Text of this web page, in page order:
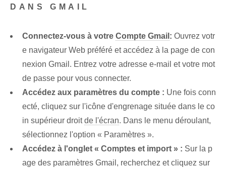
DANS GMAIL
Connectez-vous à votre Compte Gmail : Ouvrez votr
e navigateur Web préféré et accédez à la page de con
nexion Gmail. Entrez votre adresse e-mail et votre mot
de passe pour vous connecter.
Accédez aux paramètres du compte : Une fois conn
ecté, cliquez sur l'icône d'engrenage située dans le co
in supérieur droitde l'écran. Dans le menu déroulant,
sélectionnez l'option « Paramètres ».
Accédez à l'onglet « Comptes et import » : Sur la p
age des paramètres Gmail, recherchez et cliquez sur